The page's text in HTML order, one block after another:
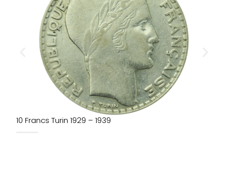
10 Francs Turin 1929 – 1939